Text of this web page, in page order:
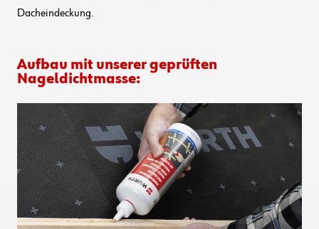
Dacheindeckung.
Aufbau mit unserer geprüften
Nageldichtmasse: